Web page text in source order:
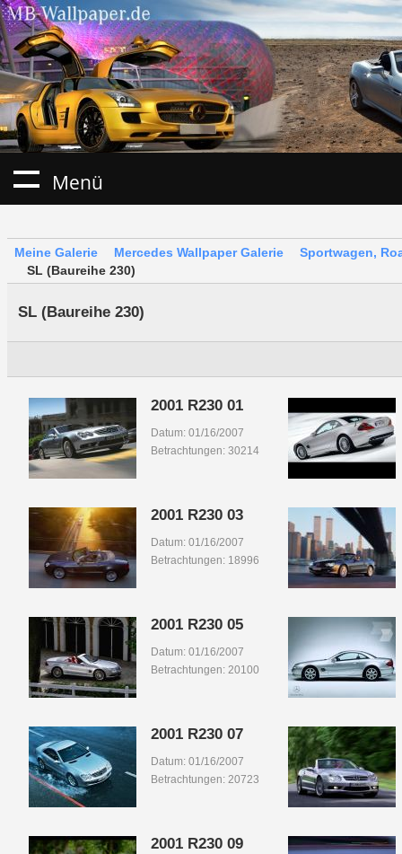
Menü
Meine Galerie Mercedes Wallpaper Galerie
Sportwagen,
SL (Baureihe 230)
SL (Baureihe 230)
2001 R230 01
Datum: 01/16/2007
Betrachtungen: 30214
2001 R230 03
Datum: 01/16/2007
Betrachtungen: 18996
2001 R230 05
Datum: 01/16/2007
Betrachtungen: 20100
2001 R230 07
Datum: 01/16/2007
Betrachtungen: 20723
2001 R230 09